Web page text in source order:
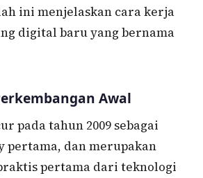
ini menjelaskan cara kerja
digital baru yang bernama
Awal
pada tahun 2009 sebagai
pertama, dan merupakan
pertama dari teknologi